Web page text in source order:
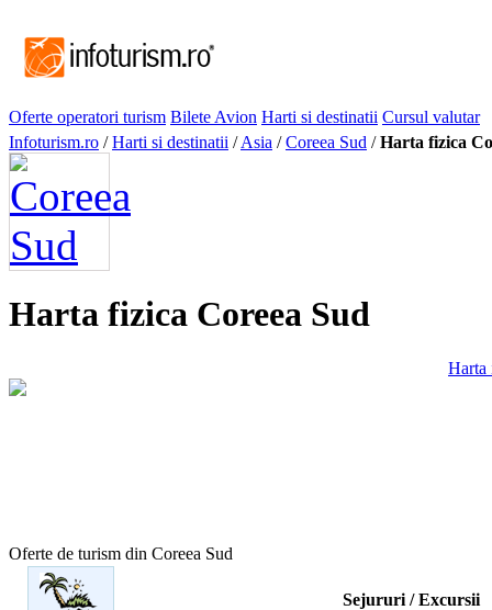
Oferte operatori turism Bilete Avion Harti si destinatii Cursul valutar
Infoturism.ro /Harti si destinatii /Asia /Coreea Sud /Harta fizica
Harta fizica Coreea Sud
Harta
Oferte de turism din Coreea Sud
Sejururi / Excursii